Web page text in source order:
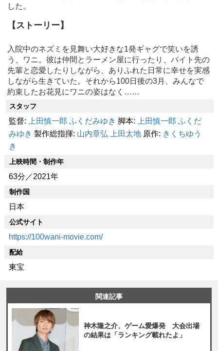
した。
【ストーリー】
入院中のネズミを見舞い大好きな1発ギャグで笑いを誘
う、ワニ。彼は仲間とラーメン屋に行ったり、バイト先の
先輩と恋愛したりしながら、ありふれた日常に幸せを実感
しながら生きていた。それから100日後の3月、みんなで
約束したお花見にワニの姿はなく……
スタッフ
監督: 上田慎一郎 ふくだみゆき 脚本: 上田慎一郎 ふくだ
みゆき製作総指揮: 山内章弘 上田太地 原作: きくちゆう
き
上映時間・制作年
63分／2021年
制作国
日本
公式サイト
https://100wani-movie.com/
配給
東宝
関連記事
神木隆之介、ゲーム愛爆発 大会出場
の結果は「ランキング載れたよ」